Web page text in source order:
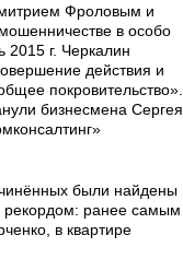
Фроловым и
в особо
г. Черкалин
действия и
покровительство».
бизнесмена Сергея
были найдены
рекордом: ранее самым
в квартире